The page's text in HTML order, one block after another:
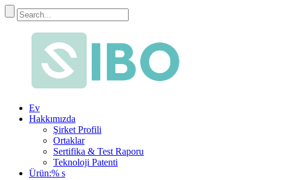
Ev
Hakkımızda
Şirket Profili
Ortaklar
Sertifika & Test Raporu
Teknoloji Patenti
Ürün:% s